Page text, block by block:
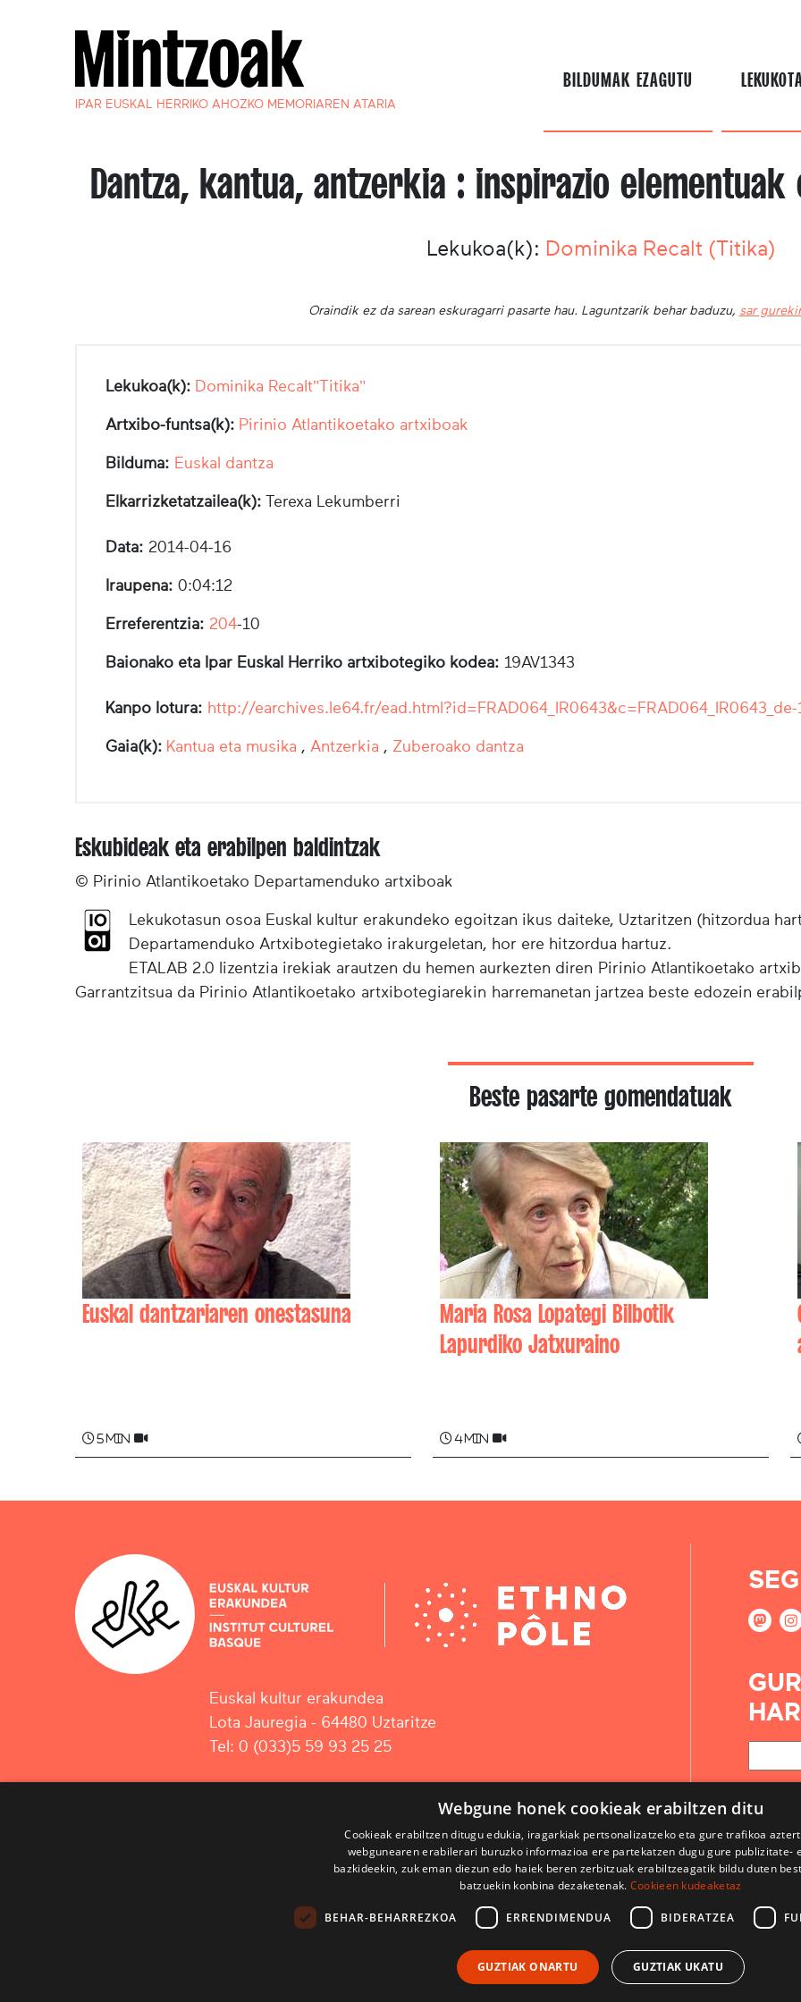
IPAR EUSKAL HERRIKO AHOZKO MEMORIAREN ATARIA
BILDUMAK EZAGUTU
Dantza, kantua, antzerkia : inspirazio
Lekukoa(k): Dominika Recalt (Titika)
Oraindik ez da sarean eskuragarri pasarte hau. Laguntzarik behar baduzu, sar
Lekukoa(k): Dominika Recalt"Titika"
Artxibo-funtsa(k): Pirinio Atlantikoetako artxiboak
Bilduma: Euskal dantza
Elkarrizketatzailea(k): Terexa Lekumberri
Data: 2014-04-16
Iraupena: 0:04:12
Erreferentzia: 204-10
Baionako eta Ipar Euskal Herriko artxibotegiko kodea: 19AV1343
Kanpo lotura: http://earchives.le64.fr/ead.html?id=FRAD064_IR0643&c=FRAD064_IR0643_de-
Gaia(k): Kantua eta musika , Antzerkia , Zuberoako dantza
Eskubideak eta erabilpen baldintzak
© Pirinio Atlantikoetako Departamenduko artxiboak
Lekukotasun osoa Euskal kultur erakundeko egoitzan ikus daiteke, Uztaritzen (hitzordua
Departamenduko Artxibotegietako irakurgeletan, hor ere hitzordua hartuz.
ETALAB 2.0 lizentzia irekiak arautzen du hemen aurkezten diren Pirinio Atlantikoetako
Garrantzitsua da Pirinio Atlantikoetako artxibotegiarekin harremanetan jartzea beste edozein
Beste pasarte gomendatuak
Euskal dantzariaren onestasuna
5 min
Maria Rosa Lopategi Bilbotik
Lapurdiko Jatxuraino
4 min
Euskal kultur erakundea
Lota Jauregia - 64480 Uztaritze
Tel: 0 (033)5 59 93 25 25
KONTAKTUA
ERABILPEN BALDINTZAK
Webgune honek cookieak erabiltzen ditu
Cookieak erabiltzen ditugu edukia, iragarkiak pertsonalizatzeko eta gure trafikoa
webgunearen erabilerari buruzko informazioa ere partekatzen dugu gure publizitate-
bazkideekin, zuk eman diezun edo haiek beren zerbitzuak erabiltzeagatik bildu duten
batzuekin konbina dezaketenak. Cookieen kudeaketaz
BEHAR-BEHARREZKOA ERRENDIMENDUA BIDERATZEA
GUZTIAK ONARTU GUZTIAK UKATU